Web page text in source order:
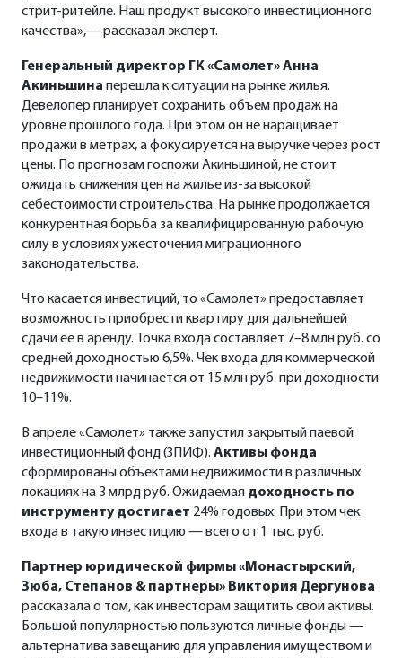
стрит-ритейле. Наш продукт высокого инвестиционного
качества»,— рассказал эксперт.
Генеральный директор ГК «Самолет» Анна
Акиньшина перешла к ситуации на рынке жилья.
Девелопер планирует сохранить объем продаж на
уровне прошлого года. При этом он не наращивает
продажи в метрах, а фокусируется на выручке через рост
цены. По прогнозам госпожи Акиньшиной, не стоит
ожидать снижения цен на жилье из-за высокой
себестоимости строительства. На рынке продолжается
конкурентная борьба за квалифицированную рабочую
силу в условиях ужесточения миграционного
законодательства.
Что касается инвестиций, то «Самолет» предоставляет
возможность приобрести квартиру для дальнейшей
сдачи ее в аренду. Точка входа составляет 7–8 млн руб. со
средней доходностью 6,5%. Чек входа для коммерческой
недвижимости начинается от 15 млн руб. при доходности
10–11%.
В апреле «Самолет» также запустил закрытый паевой
инвестиционный фонд (ЗПИФ). Активы фонда
сформированы объектами недвижимости в различных
локациях на 3 млрд руб. Ожидаемая доходность по
инструменту достигает 24% годовых. При этом чек
входа в такую инвестицию — всего от 1 тыс. руб.
Партнер юридической фирмы «Монастырский,
Зюба, Степанов & партнеры» Виктория Дергунова
рассказала о том, как инвесторам защитить свои активы.
Большой популярностью пользуются личные фонды —
альтернатива завещанию для управления имуществом и